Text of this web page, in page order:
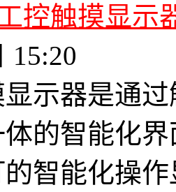
控触摸显示
15:20
示器是通
的智能化
智能化操